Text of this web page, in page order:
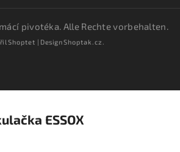
pivotéka. Alle Rechte vorbehalten.
Shoptet | DesignShoptak.cz.
ESSOX